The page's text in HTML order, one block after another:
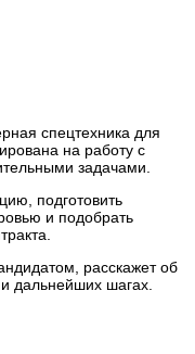
спецтехника для
на работу с
задачами.
подготовить
и подобрать
расскажет об
дальнейших шагах.